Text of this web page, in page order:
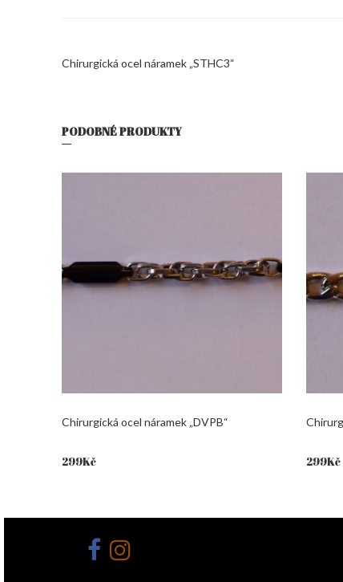
Chirurgická ocel náramek „STHC3“
PODOBNÉ PRODUKTY
Chirurgická ocel náramek „DVPB“
299Kč 299Kč